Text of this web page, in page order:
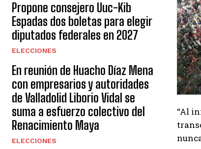
Propone consejero Uuc-Kib
Espadas dos boletas para elegir
diputados federales en 2027
ELECCIONES
En reunión de Huacho Díaz Mena
con empresarios y autoridades
de Valladolid Liborio Vidal se
suma a esfuerzo colectivo del
Renacimiento Maya
ELECCIONES
“Al